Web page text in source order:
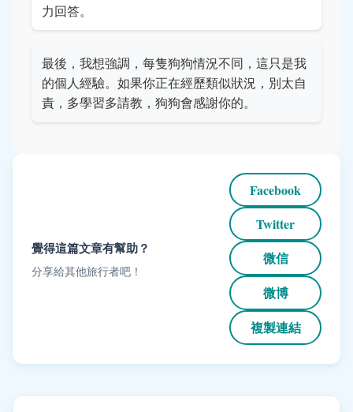
力回答。
最後，我想強調，每隻狗狗情況不同，這只是我
的個人經驗。如果你正在經歷類似狀況，別太自
責，多學習多請教，狗狗會感謝你的。
覺得這篇文章有幫助？
分享給其他旅行者吧！
Facebook
Twitter
微信
微博
複製連結